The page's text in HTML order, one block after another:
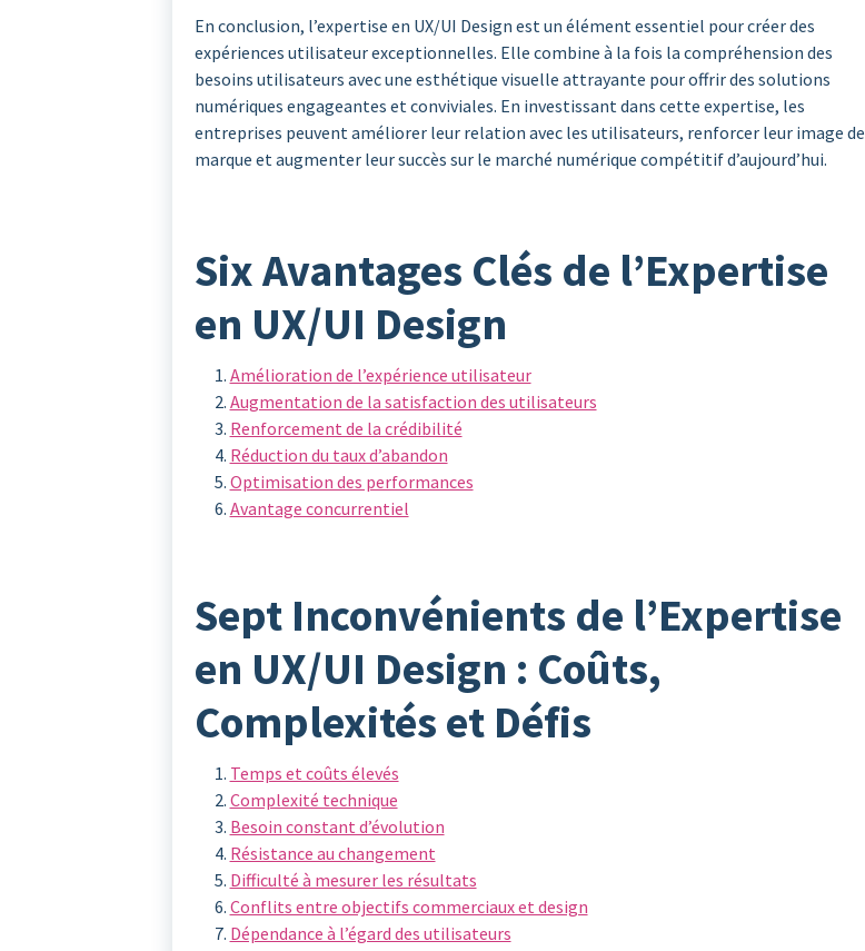
En conclusion, l’expertise en UX/UI Design est un élément essentiel pour créer des
expériences utilisateur exceptionnelles. Elle combine à la fois la compréhension des
besoins utilisateurs avec une esthétique visuelle attrayante pour offrir des solutions
numériques engageantes et conviviales. En investissant dans cette expertise, les
entreprises peuvent améliorer leur relation avec les utilisateurs, renforcer leur image de
marque et augmenter leur succès sur le marché numérique compétitif d’aujourd’hui.
Six Avantages Clés de l’Expertise
en UX/UI Design
Amélioration de l’expérience utilisateur
Augmentation de la satisfaction des utilisateurs
Renforcement de la crédibilité
Réduction du taux d’abandon
Optimisation des performances
Avantage concurrentiel
Sept Inconvénients de l’Expertise
en UX/UI Design : Coûts,
Complexités et Défis
Temps et coûts élevés
Complexité technique
Besoin constant d’évolution
Résistance au changement
Difficulté à mesurer les résultats
Conflits entre objectifs commerciaux et design
Dépendance à l’égard des utilisateurs